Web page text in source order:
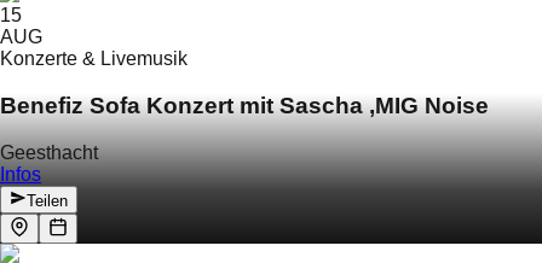
15
AUG
Konzerte & Livemusik
Benefiz Sofa Konzert mit Sascha ‚MIG Noise
Geesthacht
Infos
Teilen